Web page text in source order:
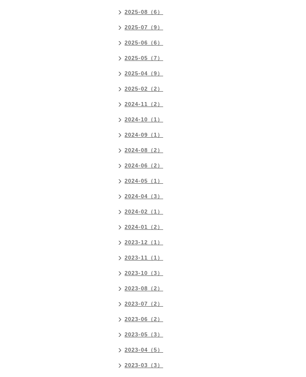
2025-08（6）
2025-07（9）
2025-06（6）
2025-05（7）
2025-04（9）
2025-02（2）
2024-11（2）
2024-10（1）
2024-09（1）
2024-08（2）
2024-06（2）
2024-05（1）
2024-04（3）
2024-02（1）
2024-01（2）
2023-12（1）
2023-11（1）
2023-10（3）
2023-08（2）
2023-07（2）
2023-06（2）
2023-05（3）
2023-04（5）
2023-03（3）